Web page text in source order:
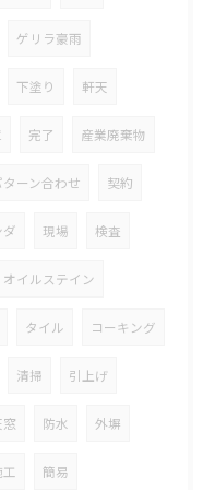
ゲリラ豪雨
下塗り 軒天
完了 産業廃棄物
ターン合わせ 契約
ダ 現場 検査
オイルステイン
タイル コーキング
清掃 引上げ
窓 防水 外塀
簡易